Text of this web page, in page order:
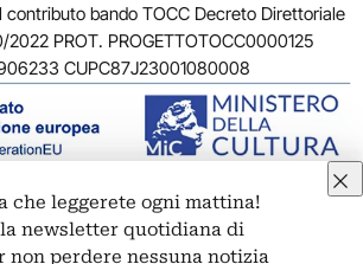
contributo bando TOCC Decreto Direttoriale
2022 PROT. PROGETTOTOCC0000125
CUPC87J23001080008
srl – Corso Vittorio Emanuele II, 287 –
che leggerete ogni mattina!
newsletter quotidiana di
non perdere nessuna notizia